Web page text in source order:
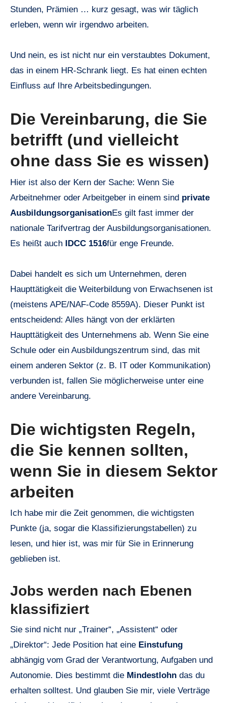
Stunden, Prämien … kurz gesagt, was wir täglich
erleben, wenn wir irgendwo arbeiten.
Und nein, es ist nicht nur ein verstaubtes Dokument,
das in einem HR-Schrank liegt. Es hat einen echten
Einfluss auf Ihre Arbeitsbedingungen.
Die Vereinbarung, die Sie
betrifft (und vielleicht
ohne dass Sie es wissen)
Hier ist also der Kern der Sache: Wenn Sie
Arbeitnehmer oder Arbeitgeber in einem sind private
AusbildungsorganisationEs gilt fast immer der
nationale Tarifvertrag der Ausbildungsorganisationen.
Es heißt auch IDCC 1516für enge Freunde.
Dabei handelt es sich um Unternehmen, deren
Haupttätigkeit die Weiterbildung von Erwachsenen ist
(meistens APE/NAF-Code 8559A). Dieser Punkt ist
entscheidend: Alles hängt von der erklärten
Haupttätigkeit des Unternehmens ab. Wenn Sie eine
Schule oder ein Ausbildungszentrum sind, das mit
einem anderen Sektor (z. B. IT oder Kommunikation)
verbunden ist, fallen Sie möglicherweise unter eine
andere Vereinbarung.
Die wichtigsten Regeln,
die Sie kennen sollten,
wenn Sie in diesem Sektor
arbeiten
Ich habe mir die Zeit genommen, die wichtigsten
Punkte (ja, sogar die Klassifizierungstabellen) zu
lesen, und hier ist, was mir für Sie in Erinnerung
geblieben ist.
Jobs werden nach Ebenen
klassifiziert
Sie sind nicht nur „Trainer“, „Assistent“ oder
„Direktor“: Jede Position hat eine Einstufung
abhängig vom Grad der Verantwortung, Aufgaben und
Autonomie. Dies bestimmt die Mindestlohn das du
erhalten solltest. Und glauben Sie mir, viele Verträge